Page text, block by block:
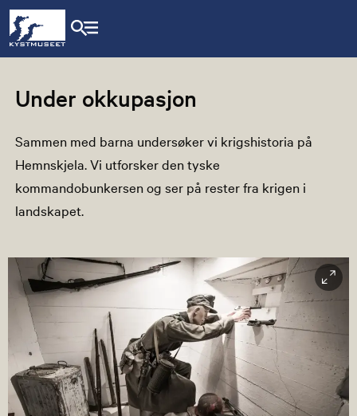
Under okkupasjon
Sammen med barna undersøker vi krigshistoria på
Hemnskjela. Vi utforsker den tyske
kommandobunkersen og ser på rester fra krigen i
landskapet.